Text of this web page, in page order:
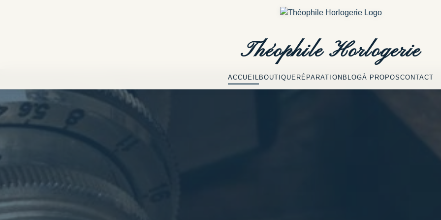
ACCUEIL BOUTIQUE RÉPARATION BLOGÀ PROPOSCONTACT
ThéophileHorlogerie